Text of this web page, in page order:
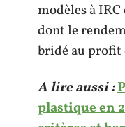
modèles à
dont le
bridé au profit
A lire aussi :
plastique en